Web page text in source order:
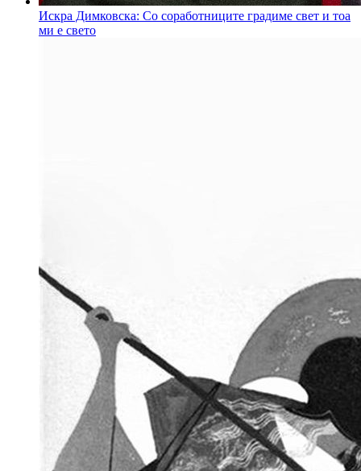
Искра Димковска: Со соработниците градиме свет и тоа
ми е свето